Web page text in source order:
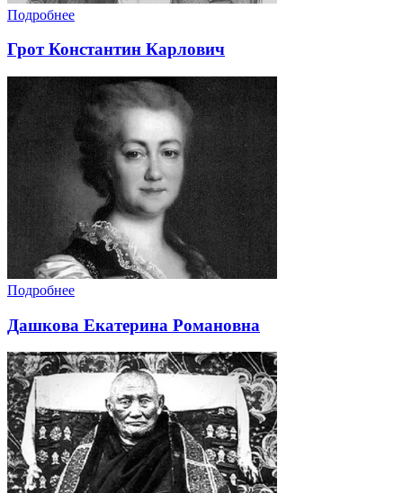
Подробнее
Грот Константин Карлович
Подробнее
Дашкова Екатерина Романовна